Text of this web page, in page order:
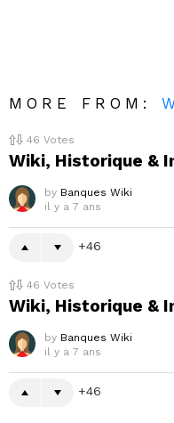
MORE FROM:
46 Votes
Wiki, Historique &
by Banques Wiki
il y a 7 ans
46
46 Votes
Wiki, Historique &
by Banques Wiki
il y a 7 ans
46